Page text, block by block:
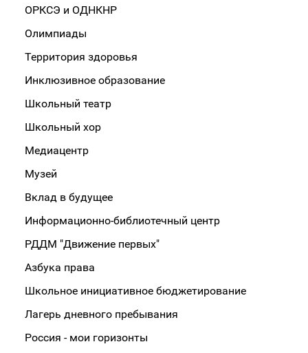
ОРКСЭ и ОДНКНР
Олимпиады
Территория здоровья
Инклюзивное образование
Школьный театр
Школьный хор
Медиацентр
Музей
Вклад в будущее
Информационно-библиотечный центр
РДДМ "Движение первых"
Азбука права
Школьное инициативное бюджетирование
Лагерь дневного пребывания
Россия - мои горизонты